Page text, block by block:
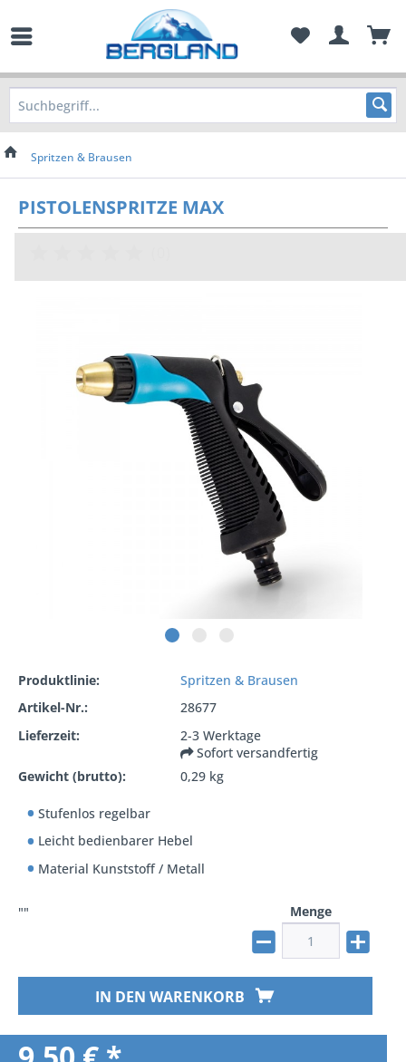
Spritzen & Brausen
PISTOLENSPRITZE MAX
Produktlinie:
Spritzen & Brausen
Artikel-Nr.:
28677
Lieferzeit:
2-3 Werktage
Sofort versandfertig
Gewicht (brutto):
0,29 kg
Stufenlos regelbar
Leicht bedienbarer Hebel
Material Kunststoff / Metall
Menge
IN DEN WARENKORB
""